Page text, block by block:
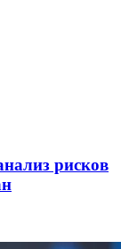
рисков